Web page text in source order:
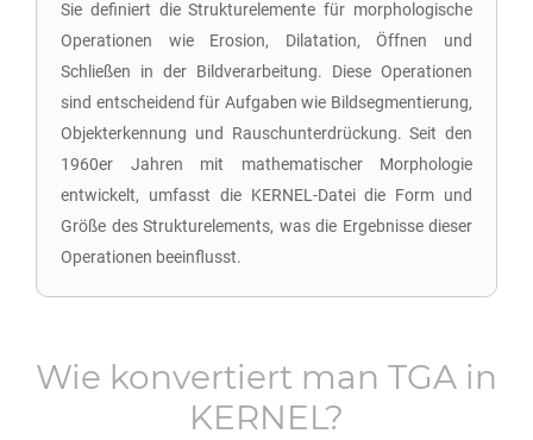
Sie definiert die Strukturelemente für morphologische
Operationen wie Erosion, Dilatation, Öffnen und
Schließen in der Bildverarbeitung. Diese Operationen
sind entscheidend für Aufgaben wie Bildsegmentierung,
Objekterkennung und Rauschunterdrückung. Seit den
1960er Jahren mit mathematischer Morphologie
entwickelt, umfasst die KERNEL-Datei die Form und
Größe des Strukturelements, was die Ergebnisse dieser
Operationen beeinflusst.
Wie konvertiert man TGA in
KERNEL?